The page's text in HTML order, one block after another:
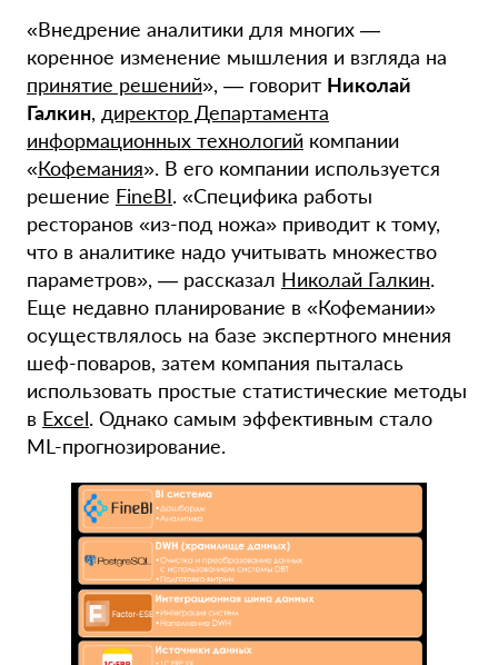
«Внедрение аналитики для многих —
коренное изменение мышления и взгляда на
принятие решений», — говорит Николай
Галкин, директор Департамента
информационных технологий компании
«Кофемания». В его компании используется
решение FineBI. «Специфика работы
ресторанов «из-под ножа» приводит к тому,
что в аналитике надо учитывать множество
параметров», — рассказал Николай Галкин.
Еще недавно планирование в «Кофемании»
осуществлялось на базе экспертного мнения
шеф-поваров, затем компания пыталась
использовать простые статистические методы
в Excel. Однако самым эффективным стало
ML-прогнозирование.